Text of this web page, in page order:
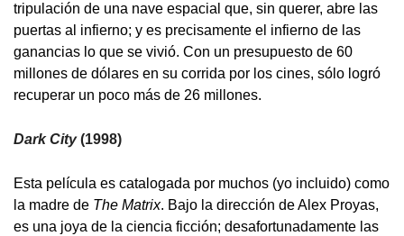
tripulación de una nave espacial que, sin querer, abre las
puertas al infierno; y es precisamente el infierno de las
ganancias lo que se vivió. Con un presupuesto de 60
millones de dólares en su corrida por los cines, sólo logró
recuperar un poco más de 26 millones.
Dark City(1998)
Esta película es catalogada por muchos (yo incluido) como
la madre de The Matrix. Bajo la dirección de Alex Proyas,
es una joya de la ciencia ficción; desafortunadamente las